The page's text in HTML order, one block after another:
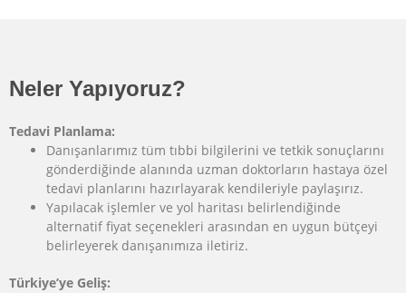
Neler Yapıyoruz?
Tedavi Planlama:
Danışanlarımız tüm tıbbi bilgilerini ve tetkik sonuçlarını
gönderdiğinde alanında uzman doktorların hastaya özel
tedavi planlarını hazırlayarak kendileriyle paylaşırız.
Yapılacak işlemler ve yol haritası belirlendiğinde
alternatif fiyat seçenekleri arasından en uygun bütçeyi
belirleyerek danışanımıza iletiriz.
Türkiye’ye Geliş: